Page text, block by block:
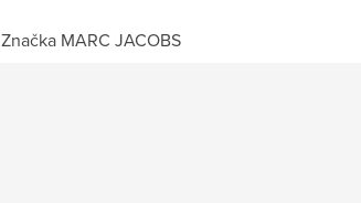
Značka MARC JACOBS